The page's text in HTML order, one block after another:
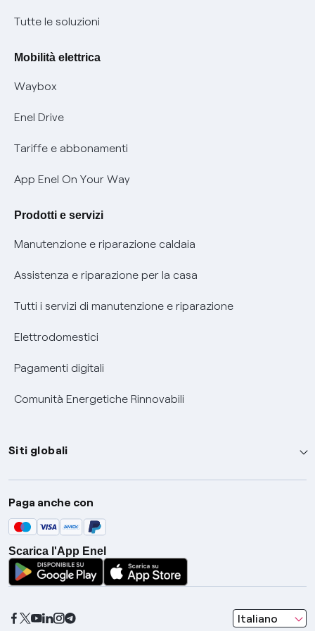
Condizioni generali di contratto prodotti e servizi
Informativa RAEE
Informativa Privacy AI
Nuove regole europee per la protezione dei dati
Offerte Placet non vulnerabili
Offerta Tutela Vulnerabilità Gas
Mobilità Elettrica
Phishing e truffe online
Verifica chi ti ha chiamato
Agevolazione utenti con disabilità per offerte Fibra
Informativa RAEE
Tutte le soluzioni
Mobilità elettrica
Waybox
Enel Drive
Tariffe e abbonamenti
App Enel On Your Way
Prodotti e servizi
Manutenzione e riparazione caldaia
Assistenza e riparazione per la casa
Tutti i servizi di manutenzione e riparazione
Elettrodomestici
Pagamenti digitali
Comunità Energetiche Rinnovabili
Siti globali
Enel Group
Enel Green Power
Global Trading
Global Procurement
Gridspertise
Paga anche con
Scarica l'App Enel
Italiano
seleziona una